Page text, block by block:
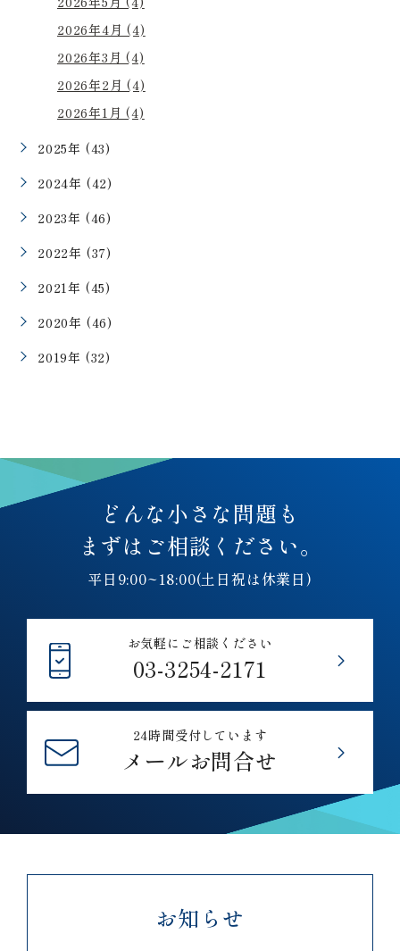
2026年4月 (4)
2026年3月 (4)
2026年2月 (4)
2026年1月 (4)
2025年 (43)
2024年 (42)
2023年 (46)
2022年 (37)
2021年 (45)
2020年 (46)
2019年 (32)
どんな小さな問題も
まずはご相談ください。
平日9:00~18:00(土日祝は休業日)
お気軽にご相談ください
03-3254-2171
24時間受付しています
メールお問合せ
お知らせ